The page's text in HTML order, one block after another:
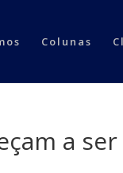
Colunas
a ser